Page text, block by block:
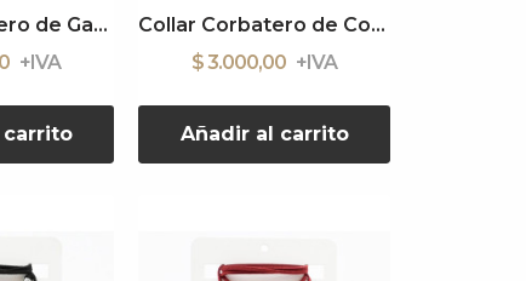
Collar Corbatero de Gamuza
carrito
Collar Corbatero de Cordón Value
$ 3.000,00
Añadir al carrito